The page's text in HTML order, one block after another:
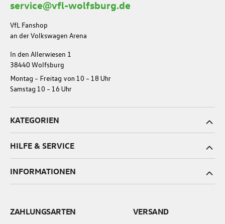
service@vfl-wolfsburg.de
VfL Fanshop
an der Volkswagen Arena
In den Allerwiesen 1
38440 Wolfsburg
Montag – Freitag von 10 – 18 Uhr
Samstag 10 – 16 Uhr
KATEGORIEN
HILFE & SERVICE
INFORMATIONEN
VERSAND
ZAHLUNGSARTEN